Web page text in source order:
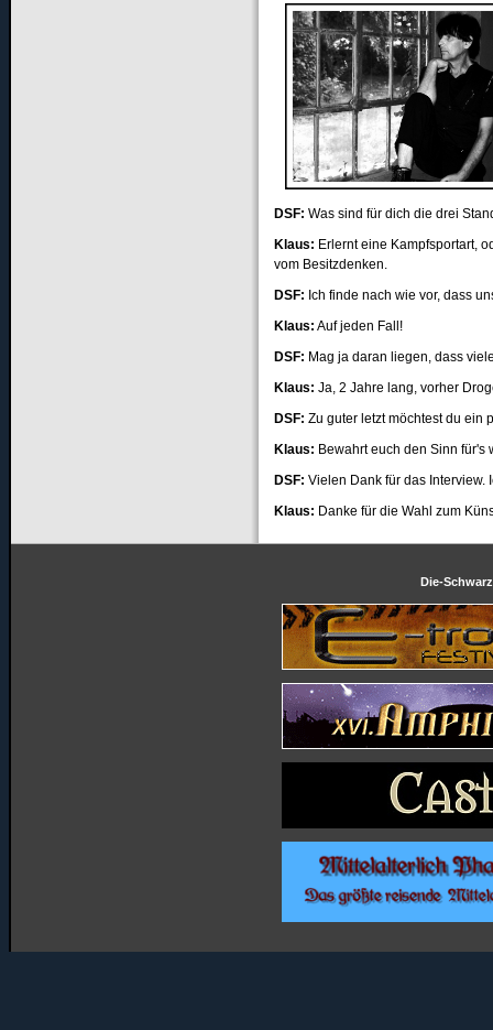
DSF: Was sind für dich die drei
Klaus: Erlernt eine Kampfsportart,
vom Besitzdenken.
DSF: Ich finde nach wie vor, dass
Klaus: Auf jeden Fall!
DSF: Mag ja daran liegen, dass
Klaus: Ja, 2 Jahre lang, vorher
DSF: Zu guter letzt möchtest du ein
Klaus: Bewahrt euch den Sinn
DSF: Vielen Dank für das Interview.
Klaus: Danke für die Wahl zum
Die-